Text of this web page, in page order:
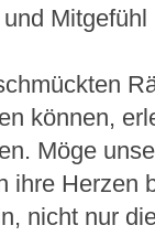
Mitgefühl
können,
Möge
ihre Herzen
nicht nur